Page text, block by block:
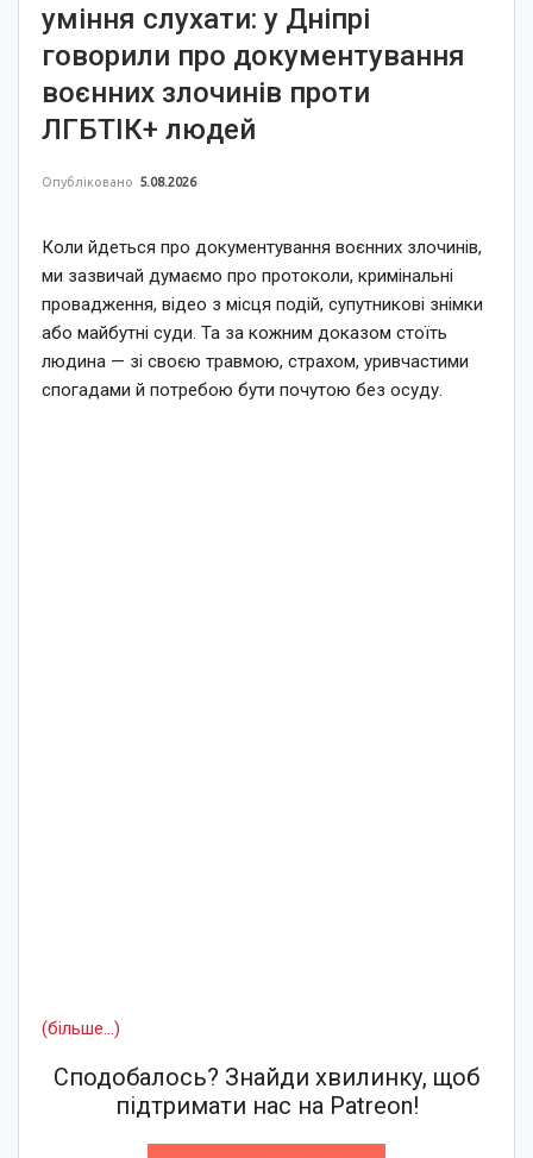
уміння слухати: у Дніпрі
говорили про документування
воєнних злочинів проти
ЛГБТІК+ людей
Опубліковано 5.08.2026
Коли йдеться про документування воєнних злочинів,
ми зазвичай думаємо про протоколи, кримінальні
провадження, відео з місця подій, супутникові знімки
або майбутні суди. Та за кожним доказом стоїть
людина — зі своєю травмою, страхом, уривчастими
спогадами й потребою бути почутою без осуду.
(більше…)
Сподобалось? Знайди хвилинку, щоб
підтримати нас на Patreon!